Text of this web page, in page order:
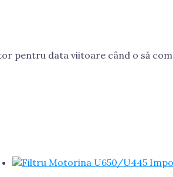
pentru data viitoare când o să